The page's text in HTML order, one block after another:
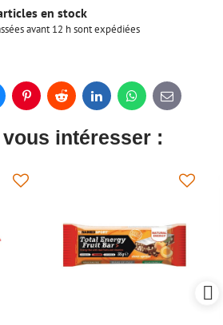
en stock
avant 12 h sont expédiées
PinterestReddit LinkedInWhatsApp
E-
mail
intéresser :